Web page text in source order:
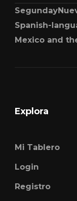
Spanish-
Mexico and
Explora
Mi Tablero
Login
Registro